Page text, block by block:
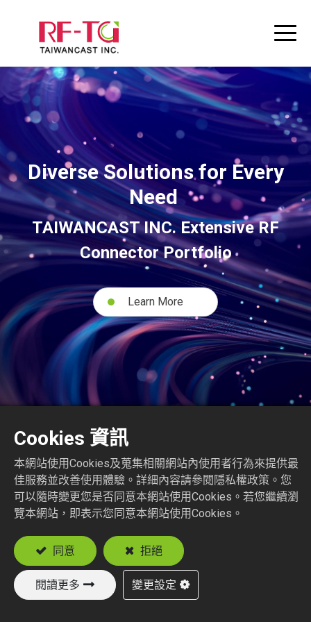
Diverse Solutions for Every
Need
TAIWANCAST INC. Extensive RF
Connector Portfolio
Learn More
Cookies 資訊
本網站使用Cookies及蒐集相關網站內使用者行為來提供最
佳服務並改善使用體驗。詳細內容請參閱隱私權政策。您
可以隨時變更您是否同意本網站使用Cookies。若您繼續瀏
覽本網站，即表示您同意本網站使用Cookies。
同意 拒絕
閱讀更多 變更設定